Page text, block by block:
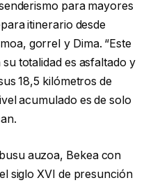
para mayores
itinerario desde
gorreI y Dima. “Este
totalidad es asfaltado y
18,5 kilómetros de
acumulado es de solo
auzoa, Bekea con
siglo XVI de presunción